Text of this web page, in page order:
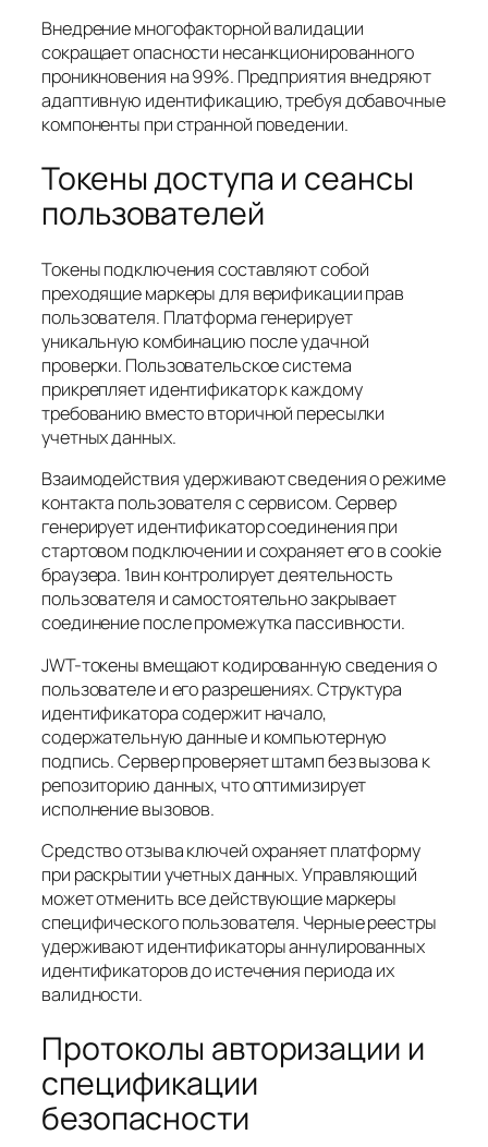
Внедрение многофакторной валидации
сокращает опасности несанкционированного
проникновения на 99%. Предприятия внедряют
адаптивную идентификацию, требуя добавочные
компоненты при странной поведении.
Токены доступа и сеансы
пользователей
Токены подключения составляют собой
преходящие маркеры для верификации прав
пользователя. Платформа генерирует
уникальную комбинацию после удачной
проверки. Пользовательское система
прикрепляет идентификатор к каждому
требованию вместо вторичной пересылки
учетных данных.
Взаимодействия удерживают сведения о режиме
контакта пользователя с сервисом. Сервер
генерирует идентификатор соединения при
стартовом подключении и сохраняет его в cookie
браузера. 1вин контролирует деятельность
пользователя и самостоятельно закрывает
соединение после промежутка пассивности.
JWT-токены вмещают кодированную сведения о
пользователе и его разрешениях. Структура
идентификатора содержит начало,
содержательную данные и компьютерную
подпись. Сервер проверяет штамп без вызова к
репозиторию данных, что оптимизирует
исполнение вызовов.
Средство отзыва ключей охраняет платформу
при раскрытии учетных данных. Управляющий
может отменить все действующие маркеры
специфического пользователя. Черные реестры
удерживают идентификаторы аннулированных
идентификаторов до истечения периода их
валидности.
Протоколы авторизации и
спецификации
безопасности